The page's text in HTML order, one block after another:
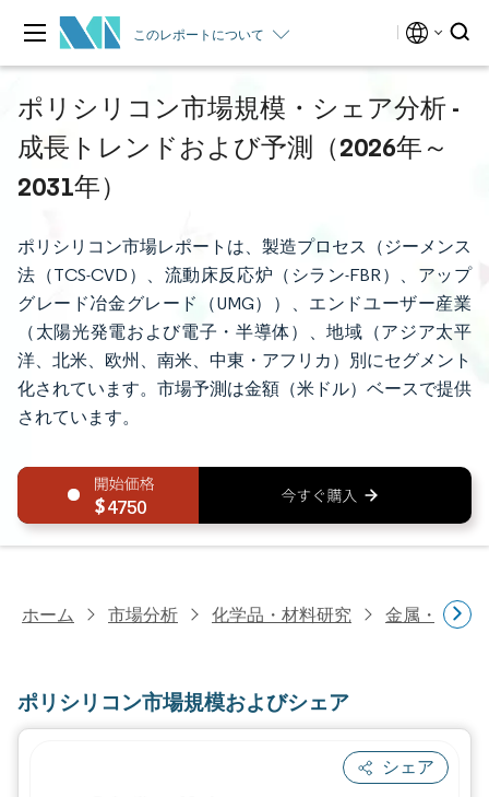
このレポートについて
ポリシリコン市場規模・シェア分析 -
成長トレンドおよび予測（2026年～
2031年）
ポリシリコン市場レポートは、製造プロセス（ジーメンス
法（TCS-CVD）、流動床反応炉（シラン-FBR）、アップ
グレード冶金グレード（UMG））、エンドユーザー産業
（太陽光発電および電子・半導体）、地域（アジア太平
洋、北米、欧州、南米、中東・アフリカ）別にセグメント
化されています。市場予測は金額（米ドル）ベースで提供
されています。
4750
ホーム 市場分析 化学品・材料研究 金属・鉱物
ポリシリコン市場規模およびシェア
シェア